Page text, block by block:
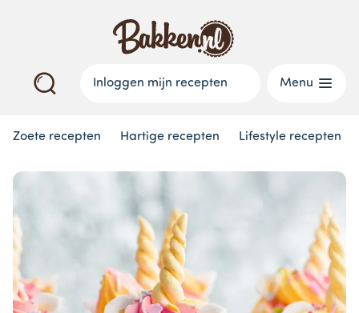
Inloggen mijn recepten Menu
Zoete recepten Hartige recepten Lifestyle recepten